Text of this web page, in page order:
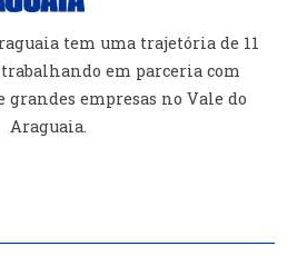
tem uma trajetória de 11
em parceria com
grandes empresas no Vale do
Araguaia.